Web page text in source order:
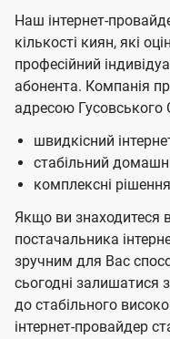
Наш інтернет-
кількості киян, які
професійний
абонента. Компанія
адресою Гусовського
швидкісний
стабільний
комплексні
Якщо ви знаходитеся
постачальника
зручним для Вас
сьогодні залишатися
до стабільного
інтернет-провайдер